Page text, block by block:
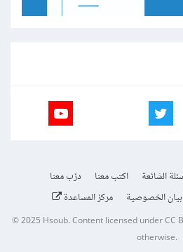
الشائعة اكتب معنا
درّب معنا
بيان الخصوصية مركز المساعدة
© 2025Hsoub.Content licensed underCC
otherwise.